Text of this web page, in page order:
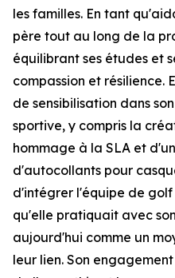
les familles. En tant
père tout au long de la
équilibrant ses études et
compassion et résilience.
de sensibilisation dans
sportive, y compris la
hommage à la SLA et
d'autocollants pour
d'intégrer l'équipe de
qu'elle pratiquait avec
aujourd'hui comme un
leur lien. Son